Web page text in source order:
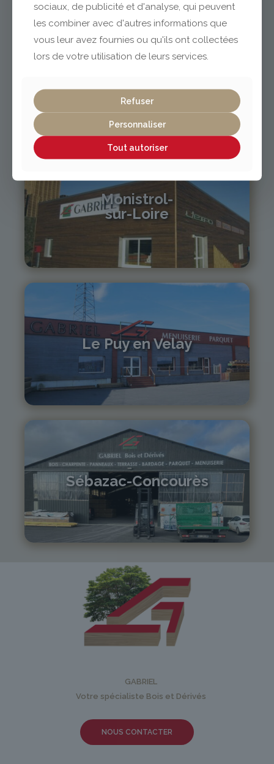
04 70 97 56 39
cusset@gabriel-sa.fr
Monistrol-
sur-Loire
monistrol@gabriel-sa.fr
Le Puy en Velay
04 71 01 13 30
lepuy@gabriel-sa.fr
Sébazac-Concourès
05 81 55 83 89
monistrol@gabriel-sa.fr
GABRIEL
Votre spécialiste Bois et Dérivés
NOUS CONTACTER
sociaux, de publicité et d'analyse, qui peuvent
les combiner avec d'autres informations que
vous leur avez fournies ou qu'ils ont collectées
lors de votre utilisation de leurs services.
Refuser
Personnaliser
Tout autoriser